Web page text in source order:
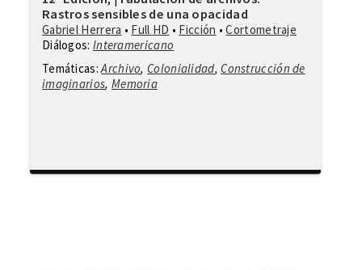
Rastros sensibles de una opacidad
Gabriel Herrera • Full HD • Ficción •Cortometraje
Diálogos: Interamericano
Temáticas: Archivo,Colonialidad,Construcción de
imaginarios, Memoria